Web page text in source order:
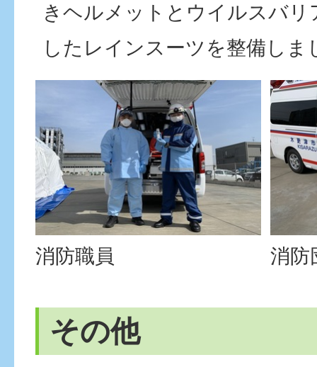
きヘルメットとウイルスバリ
したレインスーツを整備しま
消防職員 消防
その他